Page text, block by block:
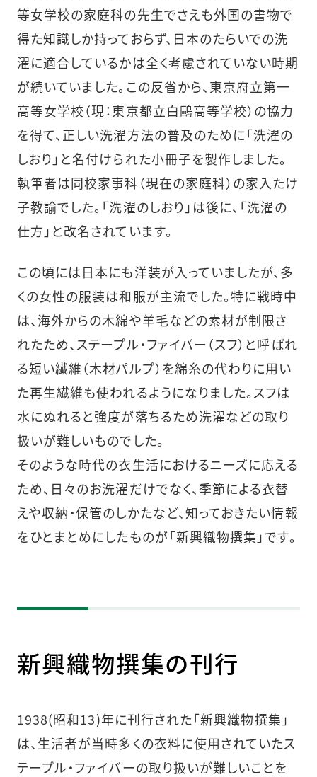
等女学校の家庭科の先生でさえも外国の書物で
得た知識しか持っておらず、日本のたらいでの洗
濯に適合しているかは全く考慮されていない時期
が続いていました。この反省から、東京府立第一
高等女学校（現：東京都立白鷗高等学校）の協力
を得て、正しい洗濯方法の普及のために「洗濯の
しおり」と名付けられた小冊子を製作しました。
執筆者は同校家事科（現在の家庭科）の家入たけ
子教諭でした。「洗濯のしおり」は後に、「洗濯の
仕方」と改名されています。
この頃には日本にも洋装が入っていましたが、多
くの女性の服装は和服が主流でした。特に戦時中
は、海外からの木綿や羊毛などの素材が制限さ
れたため、ステープル・ファイバー（スフ）と呼ばれ
る短い繊維（木材パルプ）を綿糸の代わりに用い
た再生繊維も使われるようになりました。スフは
水にぬれると強度が落ちるため洗濯などの取り
扱いが難しいものでした。
そのような時代の衣生活におけるニーズに応える
ため、日々のお洗濯だけでなく、季節による衣替
えや収納・保管のしかたなど、知っておきたい情報
をひとまとめにしたものが「新興織物撰集」です。
新興織物撰集の刊行
1938(昭和13)年に刊行された「新興織物撰集」
は、生活者が当時多くの衣料に使用されていたス
テープル・ファイバーの取り扱いが難しいことを